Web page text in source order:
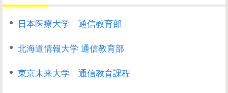
日本医療大学 通信教育部
北海道情報大学 通信教育部
東京未来大学 通信教育課程